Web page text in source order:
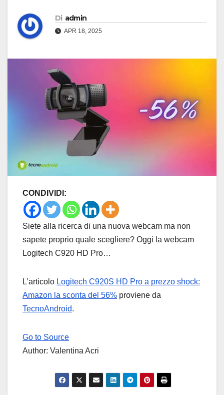
Di admin
APR 18, 2025
CONDIVIDI:
Siete alla ricerca di una nuova webcam ma non
sapete proprio quale scegliere? Oggi la webcam
Logitech C920 HD Pro…
L’articolo Logitech C920S HD Pro a prezzo shock:
Amazon la sconta del 56% proviene da
TecnoAndroid.
Go to Source
Author: Valentina Acri